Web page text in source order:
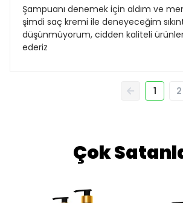
Şampuanı denemek için aldım ve
şimdi saç kremi ile deneyeceğim
düşünmüyorum, cidden kaliteli
ederiz
1 2
Çok